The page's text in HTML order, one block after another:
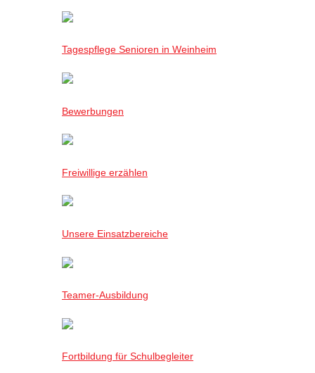
Tagespflege Senioren in Weinheim
Bewerbungen
Freiwillige erzählen
Unsere Einsatzbereiche
Teamer-Ausbildung
Fortbildung für Schulbegleiter